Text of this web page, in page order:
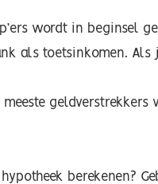
wordt in
als toetsinkomen.
berekenen?